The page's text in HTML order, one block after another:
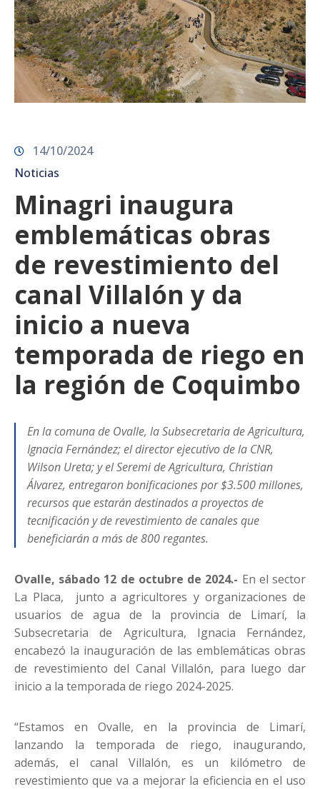
14/10/2024
Noticias
Minagri inaugura
emblemáticas obras
de revestimiento del
canal Villalón y da
inicio a nueva
temporada de riego en
la región de Coquimbo
En la comuna de Ovalle, la Subsecretaria de Agricultura,
Ignacia Fernández; el director ejecutivo de la CNR,
Wilson Ureta; y el Seremi de Agricultura, Christian
Álvarez, entregaron bonificaciones por $3.500 millones,
recursos que estarán destinados a proyectos de
tecnificación y de revestimiento de canales que
beneficiarán a más de 800 regantes.
Ovalle, sábado 12 de octubre de 2024.- En el sector
La Placa, junto a agricultores y organizaciones de
usuarios de agua de la provincia de Limarí, la
Subsecretaria de Agricultura, Ignacia Fernández,
encabezó la inauguración de las emblemáticas obras
de revestimiento del Canal Villalón, para luego dar
inicio a la temporada de riego 2024-2025.
“Estamos en Ovalle, en la provincia de Limarí,
lanzando la temporada de riego, inaugurando,
además, el canal Villalón, es un kilómetro de
revestimiento que va a mejorar la eficiencia en el uso